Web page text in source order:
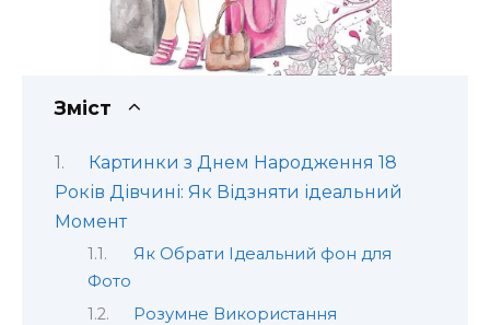
Зміст
Картинки з Днем Народження 18
Років Дівчині: Як Відзняти ідеальний
Момент
Як Обрати Ідеальний фон для
Фото
Розумне Використання